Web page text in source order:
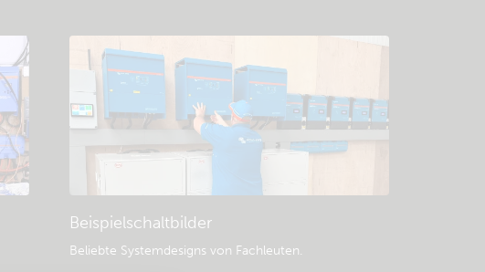
Beispielschaltbilder
Beliebte Systemdesigns von Fachleuten.